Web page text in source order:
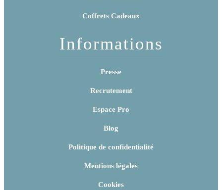
Coffrets Cadeaux
Informations
Presse
Recrutement
Espace Pro
Blog
Politique de confidentialité
Mentions légales
Cookies